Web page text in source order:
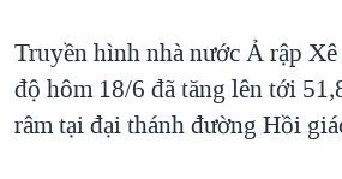
Truyền hình nhà nước Ả rập
độ hôm 18/6 đã tăng lên tới
râm tại đại thánh đường Hồi